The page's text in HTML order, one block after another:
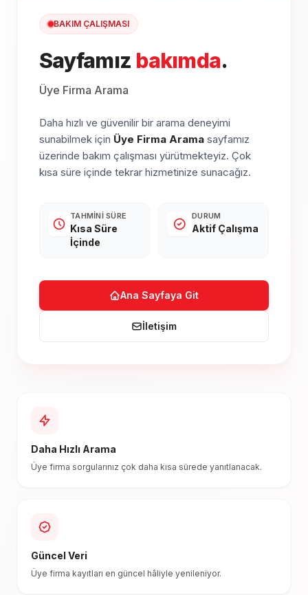
BAKIM ÇALIŞMASI
Sayfamız bakımda.
Üye Firma Arama
Daha hızlı ve güvenilir bir arama deneyimi
sunabilmek için Üye Firma Arama sayfamız
üzerinde bakım çalışması yürütmekteyiz. Çok
kısa süre içinde tekrar hizmetinize sunacağız.
TAHMINI SÜRE
Kısa Süre
İçinde
DURUM
Aktif Çalışma
Ana Sayfaya Git
İletişim
Daha Hızlı Arama
Üye firma sorgularınız çok daha kısa sürede yanıtlanacak.
Güncel Veri
Üye firma kayıtları en güncel hâliyle yenileniyor.